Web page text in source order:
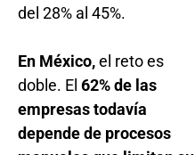
del 28% al 45%.
En México,el reto es
doble. El 62% de las
empresas todavía
depende de procesos